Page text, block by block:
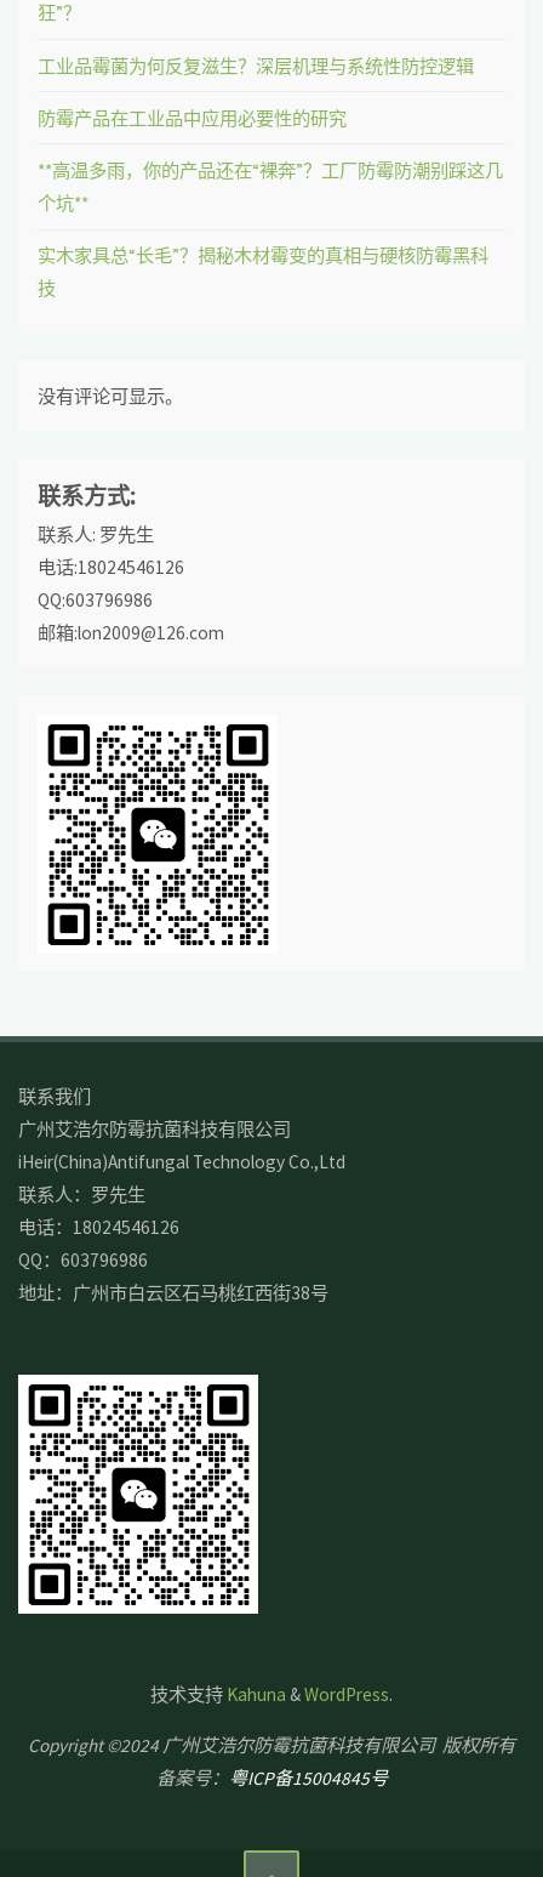
狂”？
工业品霉菌为何反复滋生？深层机理与系统性防控逻辑
防霉产品在工业品中应用必要性的研究
**高温多雨，你的产品还在“裸奔”？工厂防霉防潮别踩这几
个坑**
实木家具总“长毛”？揭秘木材霉变的真相与硬核防霉黑科
技
没有评论可显示。
联系方式:
联系人: 罗先生
电话:18024546126
QQ:603796986
邮箱:lon2009@126.com
联系我们
广州艾浩尔防霉抗菌科技有限公司
iHeir(China)Antifungal Technology Co.,Ltd
联系人：罗先生
电话：18024546126
QQ：603796986
地址：广州市白云区石马桃红西街38号
技术支持 Kahuna &WordPress.
Copyright ©2024 广州艾浩尔防霉抗菌科技有限公司 版权所有
备案号： 粤ICP备15004845号